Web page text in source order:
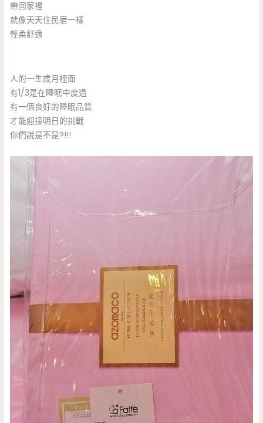
帶回家裡
就像天天住民宿一樣
輕柔舒適
人的一生歲月裡面
有1/3是在睡眠中度過
有一個良好的睡眠品質
才能迎接明日的挑戰
你們說是不是?!!!